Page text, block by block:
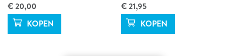
€ 20,00 € 21,95